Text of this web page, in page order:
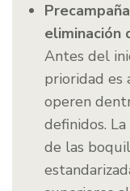
eliminación
Antes del
prioridad es
operen
definidos.
de las